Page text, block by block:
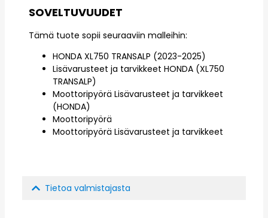
SOVELTUVUUDET
Tämä tuote sopii seuraaviin malleihin:
HONDA XL750 TRANSALP (2023-2025)
Lisävarusteet ja tarvikkeet HONDA (XL750
TRANSALP)
Moottoripyörä Lisävarusteet ja tarvikkeet
(HONDA)
Moottoripyörä
Moottoripyörä Lisävarusteet ja tarvikkeet
Tietoa valmistajasta